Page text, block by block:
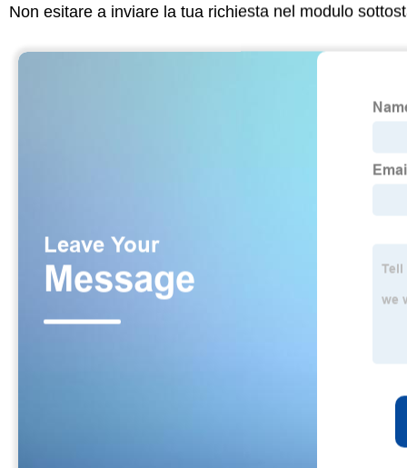
Non esitare a inviare la tua richiesta nel modulo